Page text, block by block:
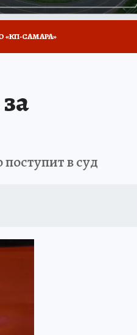
«КП-САМАРА»
ДЕНЬ ПОБЕДЫ В САМАРЕ 2025
в суд